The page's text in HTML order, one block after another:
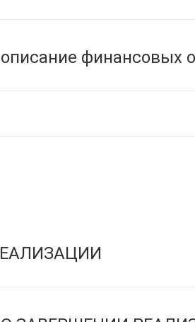
финансовых